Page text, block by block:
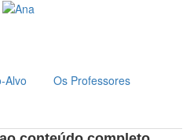
Alvo Os Professores